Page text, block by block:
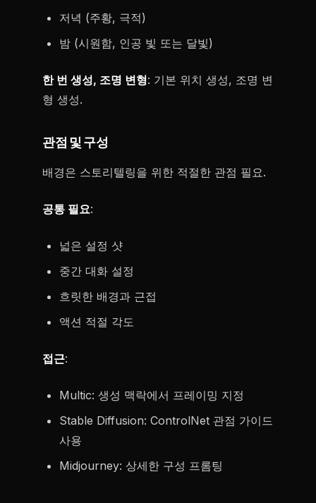
저녁 (주황, 극적)
밤 (시원함, 인공 빛 또는 달빛)
한 번 생성, 조명 변형: 기본 위치 생성, 조명 변
형 생성.
관점 및 구성
배경은 스토리텔링을 위한 적절한 관점 필요.
공통 필요:
넓은 설정 샷
중간 대화 설정
흐릿한 배경과 근접
액션 적절 각도
접근:
Multic: 생성 맥락에서 프레이밍 지정
Stable Diffusion: ControlNet 관점 가이드
사용
Midjourney: 상세한 구성 프롬팅